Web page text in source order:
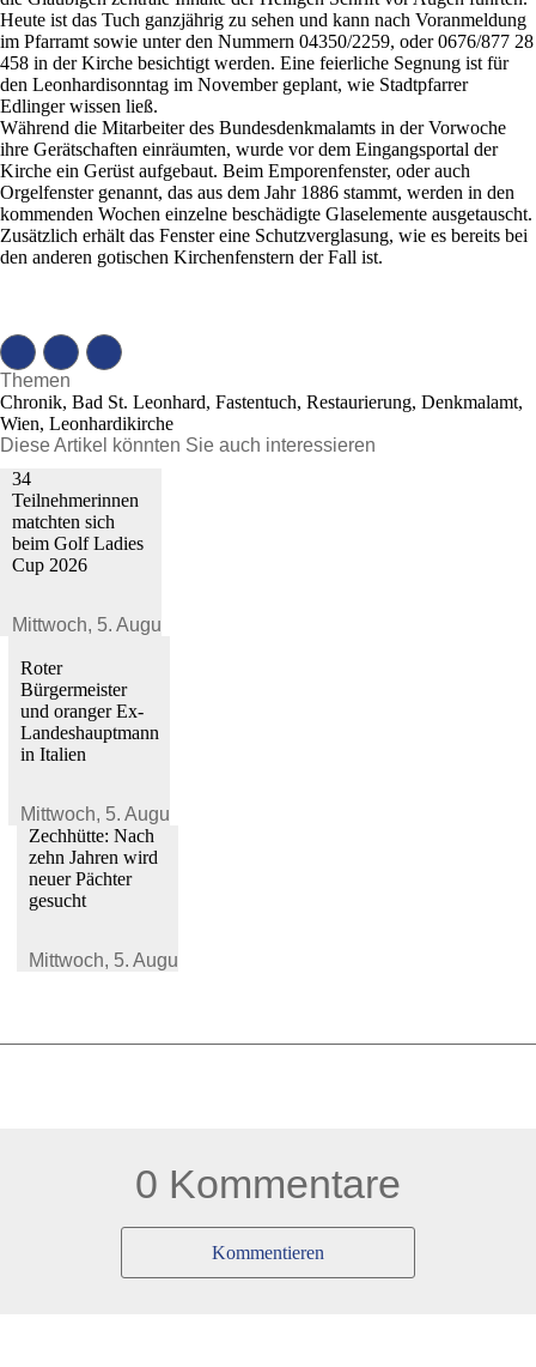
Heute ist das Tuch ganzjährig zu sehen und kann nach Voranmeldung
im Pfarramt sowie unter den Nummern 04350/2259, oder 0676/877 28
458 in der Kirche besichtigt werden. Eine feierliche Segnung ist für
den Leonhardisonntag im November geplant, wie Stadtpfarrer
Edlinger wissen ließ.
Während die Mitarbeiter des Bundesdenkmalamts in der Vorwoche
ihre Gerätschaften einräumten, wurde vor dem Eingangsportal der
Kirche ein Gerüst aufgebaut. Beim Emporenfenster, oder auch
Orgelfenster genannt, das aus dem Jahr 1886 stammt, werden in den
kommenden Wochen einzelne beschädigte Glaselemente ausgetauscht.
Zusätzlich erhält das Fenster eine Schutzverglasung, wie es bereits bei
den anderen gotischen Kirchenfenstern der Fall ist.
Themen
Chronik, Bad St. Leonhard, Fastentuch, Restaurierung, Denkmalamt,
Wien, Leonhardikirche
Diese Artikel könnten Sie auch interessieren
34
Teilnehmerinnen
matchten sich
beim Golf Ladies
Cup 2026
Mittwoch, 5. August 2026
Roter
Bürgermeister
und oranger Ex-
Landeshauptmann
in Italien
Mittwoch, 5. August 2026
Zechhütte: Nach
zehn Jahren wird
neuer Pächter
gesucht
Mittwoch, 5. August 2026
0 Kommentare
Kommentieren